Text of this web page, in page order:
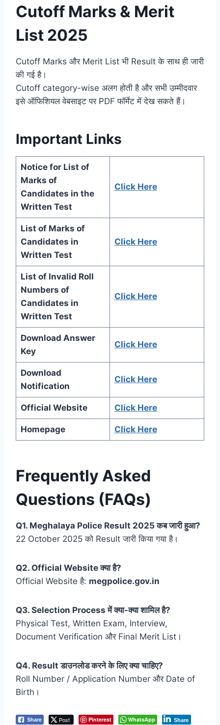
Cutoff Marks & Merit
List 2025
Cutoff Marks और Merit List भी Result के साथ ही जारी
की गई है।
Cutoff category-wise अलग होती है और सभी उम्मीदवार
इसे ऑफिशियल वेबसाइट पर PDF फॉर्मेट में देख सकते हैं।
Important Links
Notice for List of
Marks of
Candidates in the
Written Test
Click Here
List of Marks of
Candidates in
Written Test
Click Here
List of Invalid Roll
Numbers of
Candidates in
Written Test
Click Here
Download Answer
Key
Click Here
Download
Notification
Click Here
Official Website Click Here
Homepage Click Here
Frequently Asked
Questions (FAQs)
Q1. Meghalaya Police Result 2025 कब जारी हुआ?
22 October 2025 को Result जारी किया गया है।
Q2. Official Website क्या है?
Official Website है: megpolice.gov.in
Q3. Selection Process में क्या-क्या शामिल है?
Physical Test, Written Exam, Interview,
Document Verification और Final Merit List।
Q4. Result डाउनलोड करने के लिए क्या चाहिए?
Roll Number / Application Number और Date of
Birth।
Share Post Pinterest WhatsApp Share